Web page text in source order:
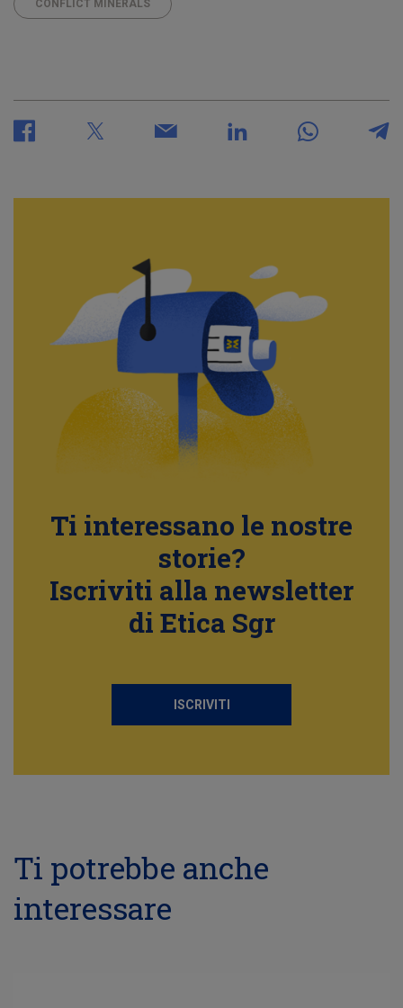
CONFLICT MINERALS
Ti interessano le nostre
storie?
Iscriviti alla newsletter
di Etica Sgr
ISCRIVITI
Ti potrebbe anche
interessare